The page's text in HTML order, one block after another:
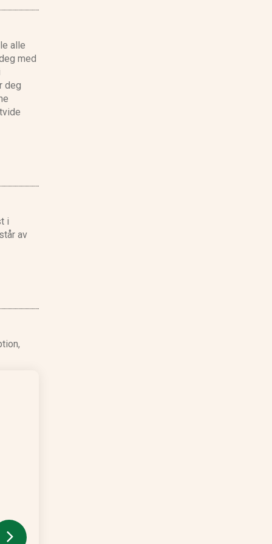
alle
med
deg
i
av